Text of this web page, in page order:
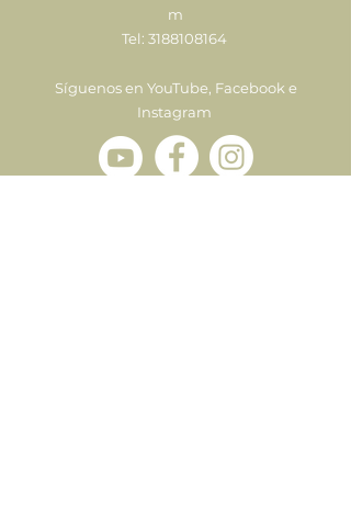
m
Tel: 3188108164
Síguenos en YouTube, Facebook e
Instagram